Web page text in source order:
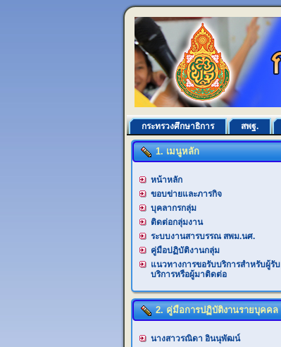
กระทรวงศึกษาธิการ สพฐ.
1. เมนูหลัก
หน้าหลัก
ขอบข่ายและภารกิจ
บุคลากรกลุ่ม
ติดต่อกลุ่มงาน
ระบบงานสารบรรณ สพม.นศ.
คู่มือปฏิบัติงานกลุ่ม
แนวทางการขอรับบริการสำหรับผู้รับ
บริการหรือผู้มาติดต่อ
2. คู่มือการปฏิบัติงานรายบุคคล
นางสาวรณิดา อินนุพัฒน์